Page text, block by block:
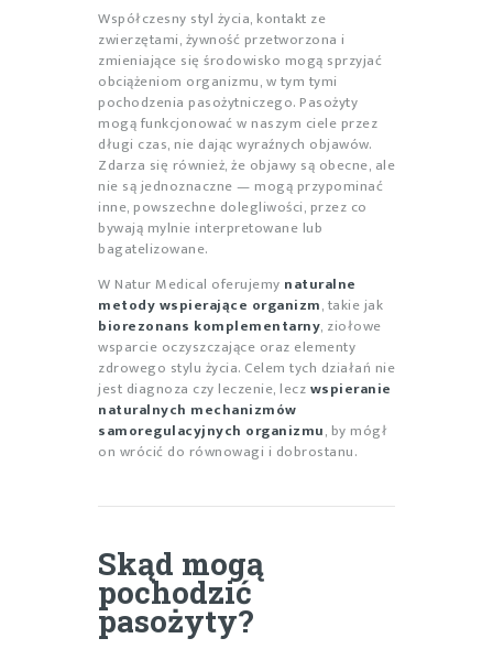
Współczesny styl życia, kontakt ze
zwierzętami, żywność przetworzona i
zmieniające się środowisko mogą sprzyjać
obciążeniom organizmu, w tym tymi
pochodzenia pasożytniczego. Pasożyty
mogą funkcjonować w naszym ciele przez
długi czas, nie dając wyraźnych objawów.
Zdarza się również, że objawy są obecne, ale
nie są jednoznaczne — mogą przypominać
inne, powszechne dolegliwości, przez co
bywają mylnie interpretowane lub
bagatelizowane.
W Natur Medical oferujemy naturalne
metody wspierające organizm, takie jak
biorezonans komplementarny, ziołowe
wsparcie oczyszczające oraz elementy
zdrowego stylu życia. Celem tych działań nie
jest diagnoza czy leczenie, leczwspieranie
naturalnych mechanizmów
samoregulacyjnych organizmu, by mógł
on wrócić do równowagi i dobrostanu.
Skąd mogą
pochodzić
pasożyty?